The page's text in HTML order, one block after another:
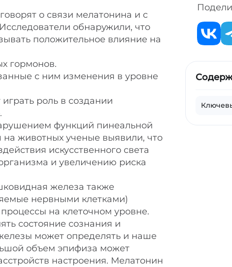
о связи мелатонина и с
обнаружили, что
положительное влияние на
гормонов.
с ним изменения в уровне
роль в создании
функций пинеальной
животных ученые выявили, что
искусственного света
и увеличению риска
железа также
нервными клетками)
на клеточном уровне.
состояние сознания и
может определять и наше
объем эпифиза может
настроения. Мелатонин